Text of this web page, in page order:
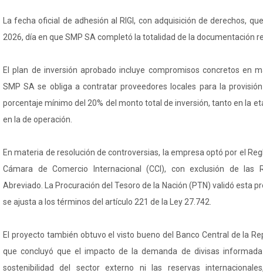
La fecha oficial de adhesión al RIGI, con adquisición de derechos,
2026, día en que SMP SA completó la totalidad de la documentación
El plan de inversión aprobado incluye compromisos concretos en
SMP SA se obliga a contratar proveedores locales para la
porcentaje mínimo del 20% del monto total de inversión, tanto en la
en la de operación.
En materia de resolución de controversias, la empresa optó por el
Cámara de Comercio Internacional (CCI), con exclusión de las
Abreviado. La Procuración del Tesoro de la Nación (PTN) validó esta
se ajusta a los términos del artículo 221 de la Ley 27.742.
El proyecto también obtuvo el visto bueno del Banco Central de la
que concluyó que el impacto de la demanda de divisas
sostenibilidad del sector externo ni las reservas